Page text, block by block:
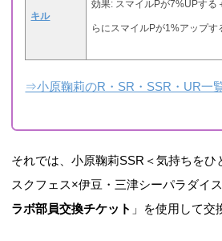
キル
効果: スマイルPが7%UPする
らにスマイルPが1%アップす
⇒小原鞠莉のR・SR・SSR・UR一
それでは、小原鞠莉SSR＜気持ちをひ
スクフェス×伊豆・三津シーパラダイ
ラボ部員交換チケット 」を使用して交